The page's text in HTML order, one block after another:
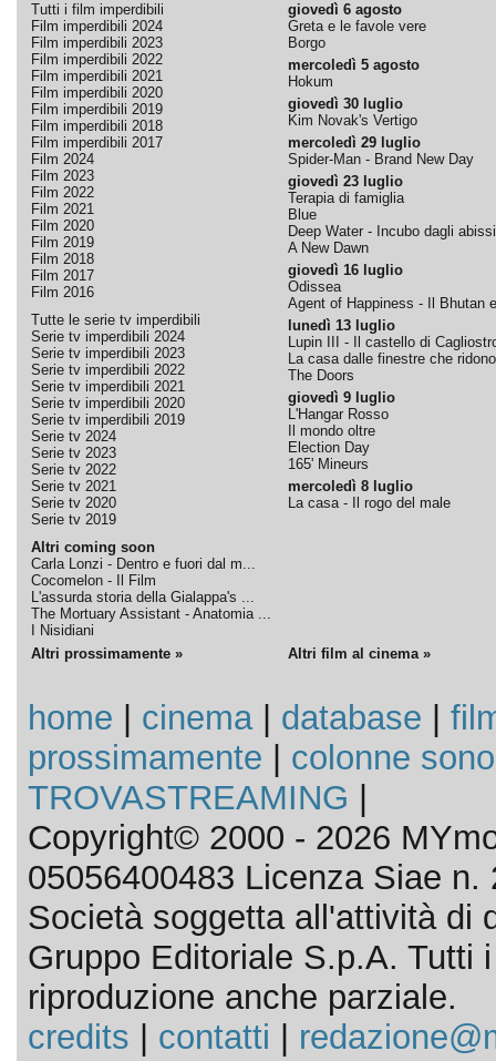
Tutti i film imperdibili
Film imperdibili 2024
Film imperdibili 2023
Film imperdibili 2022
Film imperdibili 2021
Film imperdibili 2020
Film imperdibili 2019
Film imperdibili 2018
Film imperdibili 2017
Film 2024
Film 2023
Film 2022
Film 2021
Film 2020
Film 2019
Film 2018
Film 2017
Film 2016
Tutte le serie tv imperdibili
Serie tv imperdibili 2024
Serie tv imperdibili 2023
Serie tv imperdibili 2022
Serie tv imperdibili 2021
Serie tv imperdibili 2020
Serie tv imperdibili 2019
Serie tv 2024
Serie tv 2023
Serie tv 2022
Serie tv 2021
Serie tv 2020
Serie tv 2019
Altri coming soon
Carla Lonzi - Dentro e fuori dal m...
Cocomelon - Il Film
L'assurda storia della Gialappa's ...
The Mortuary Assistant - Anatomia ...
I Nisidiani
giovedì 6 agosto
Greta e le favole vere
Borgo
mercoledì 5 agosto
Hokum
giovedì 30 luglio
Kim Novak's Vertigo
mercoledì 29 luglio
Spider-Man - Brand New Day
giovedì 23 luglio
Terapia di famiglia
Blue
Deep Water - Incubo dagli abissi
A New Dawn
giovedì 16 luglio
Odissea
Agent of Happiness - Il Bhutan
lunedì 13 luglio
Lupin III - Il castello di
La casa dalle finestre che ridono
The Doors
giovedì 9 luglio
L'Hangar Rosso
Il mondo oltre
Election Day
165' Mineurs
mercoledì 8 luglio
La casa - Il rogo del male
Altri prossimamente » Altri film al cinema »
home cinema| database
prossimamente
colonne
TROVASTREAMING
Copyright© 2000 - 2026
05056400483 Licenza Siae n.
Società soggetta all'attività di
Gruppo Editoriale S.p.A. Tutti
riproduzione anche parziale.
credits
contatti